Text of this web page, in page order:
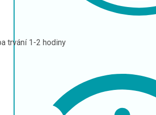
trvání 1-2 hodiny